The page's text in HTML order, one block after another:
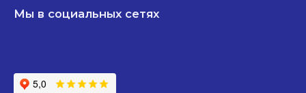
Мы в социальных сетях